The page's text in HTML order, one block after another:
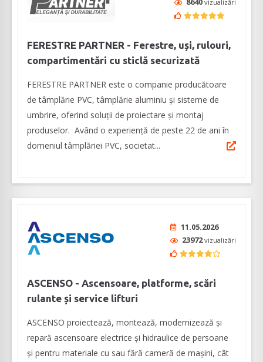
vizualizări
FERESTRE PARTNER - Ferestre, uși, rulouri,
compartimentări cu sticlă securizată
FERESTRE PARTNER este o companie producătoare
de tâmplărie PVC, tâmplărie aluminiu și sisteme de
umbrire, oferind soluții de proiectare și montaj
produselor. Având o experiență de peste 22 de ani în
domeniul tâmplăriei PVC, societat...
11.05.2026
23972vizualizări
ASCENSO - Ascensoare, platforme, scări
rulante și service lifturi
ASCENSO proiectează, montează, modernizează și
repară ascensoare electrice și hidraulice de persoane
și pentru materiale cu sau fără cameră de mașini, cât